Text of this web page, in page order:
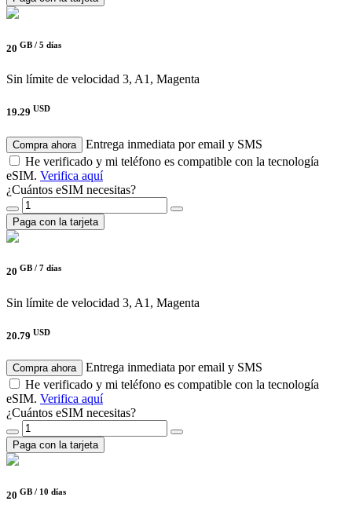
20 GB / 5 días
Sin límite de velocidad 3, A1, Magenta
19.29 USD
Compra ahora
Entrega inmediata por email y SMS
He verificado y mi teléfono es compatible con la tecnología
eSIM. Verifica aquí
¿Cuántos eSIM necesitas?
Paga con la tarjeta
20 GB / 7 días
Sin límite de velocidad 3, A1, Magenta
20.79 USD
Compra ahora
Entrega inmediata por email y SMS
He verificado y mi teléfono es compatible con la tecnología
eSIM. Verifica aquí
¿Cuántos eSIM necesitas?
Paga con la tarjeta
20 GB / 10 días